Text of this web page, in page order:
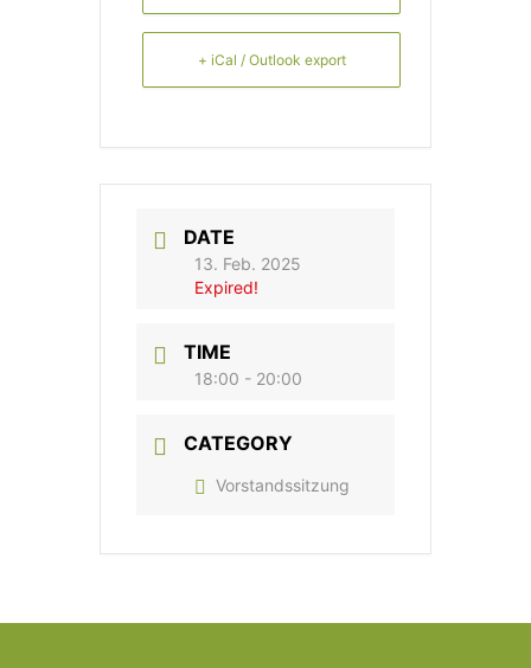
+ iCal / Outlook export
DATE
13. Feb. 2025
Expired!
TIME
18:00 - 20:00
CATEGORY
Vorstandssitzung